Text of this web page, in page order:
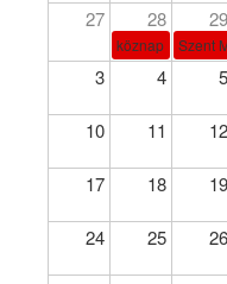
27 28 29
köznap Szent
3 4 5
10 11 12
17 18 19
24 25 26